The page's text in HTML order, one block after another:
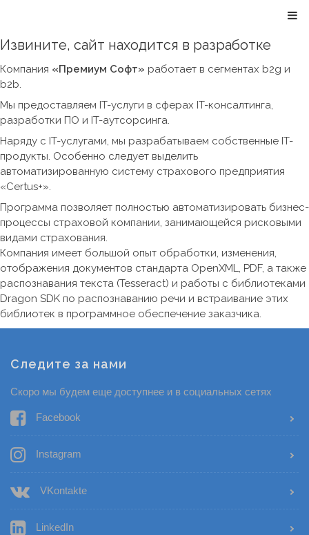
Извините, сайт находится в разработке
Компания «Премиум Софт» работает в сегментах b2g и
b2b.
Мы предоставляем IT-услуги в сферах IT-консалтинга,
разработки ПО и IT-аутсорсинга.
Наряду с IT-услугами, мы разрабатываем собственные IT-
продукты. Особенно следует выделить
автоматизированную систему страхового предприятия
«Certus+».
Программа позволяет полностью автоматизировать бизнес-
процессы страховой компании, занимающейся рисковыми
видами страхования.
Компания имеет большой опыт обработки, изменения,
отображения документов стандарта OpenXML, PDF, а также
распознавания текста (Tesseract) и работы с библиотеками
Dragon SDK по распознаванию речи и встраивание этих
библиотек в программное обеспечение заказчика.
Следите за нами
Скоро мы будем еще доступнее и в социальных сетях
Facebook
Instagram
VKontakte
LinkedIn